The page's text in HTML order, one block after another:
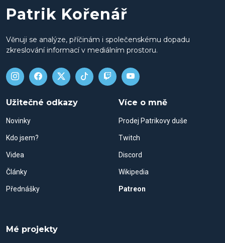
Patrik Kořenář
Věnuji se analýze, příčinám i společenskému dopadu
zkreslování informací v mediálním prostoru.
Užitečné odkazy
Novinky
Kdo jsem?
Videa
Články
Přednášky
Více o mně
Prodej Patrikovy duše
Twitch
Discord
Wikipedia
Patreon
Mé projekty